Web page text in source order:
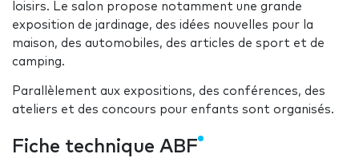
loisirs. Le salon propose notamment une grande
exposition de jardinage, des idées nouvelles pour la
maison, des automobiles, des articles de sport et de
camping.
Parallèlement aux expositions, des conférences, des
ateliers et des concours pour enfants sont organisés.
Fiche technique ABF